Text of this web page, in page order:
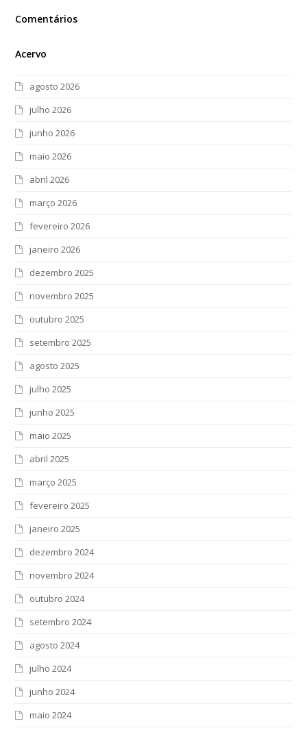
Comentários
Acervo
agosto 2026
julho 2026
junho 2026
maio 2026
abril 2026
março 2026
fevereiro 2026
janeiro 2026
dezembro 2025
novembro 2025
outubro 2025
setembro 2025
agosto 2025
julho 2025
junho 2025
maio 2025
abril 2025
março 2025
fevereiro 2025
janeiro 2025
dezembro 2024
novembro 2024
outubro 2024
setembro 2024
agosto 2024
julho 2024
junho 2024
maio 2024